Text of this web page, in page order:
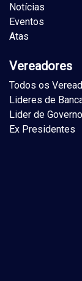
Notícias
Eventos
Atas
Vereadores
Todos os
Lideres de
Lider de
Ex Presidentes